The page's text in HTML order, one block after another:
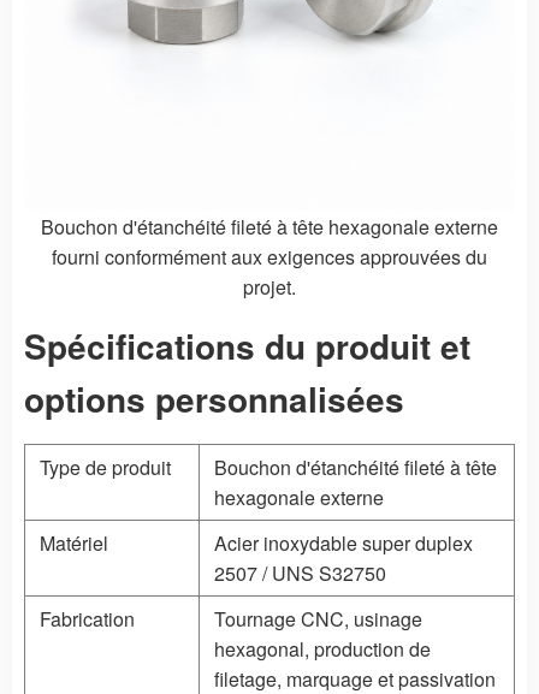
Bouchon d'étanchéité fileté à tête hexagonale externe
fourni conformément aux exigences approuvées du
projet.
Spécifications du produit et
options personnalisées
Type de produit
Bouchon d'étanchéité fileté à tête
hexagonale externe
Matériel
Acier inoxydable super duplex
2507 / UNS S32750
Fabrication
Tournage CNC, usinage
hexagonal, production de
filetage, marquage et passivation